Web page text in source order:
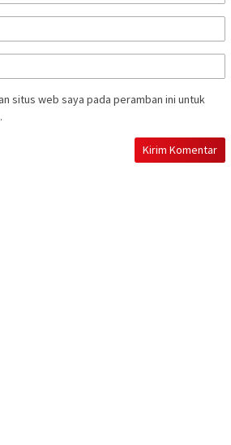
situs web saya pada peramban ini untuk